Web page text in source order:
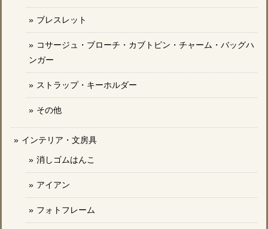
ブレスレット
コサージュ・ブローチ・カブトピン・チャーム・バッグハ
ンガー
ストラップ・キーホルダー
その他
インテリア・文房具
消しゴムはんこ
アイアン
フォトフレーム